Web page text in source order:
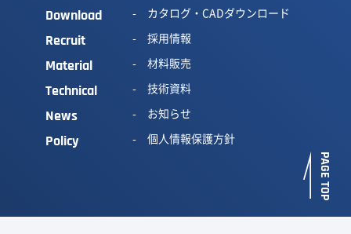
Download カタログ・CADダウンロード
Recruit 採用情報
Material 材料販売
Technical 技術資料
News お知らせ
Policy 個人情報保護方針
PAGE TOP